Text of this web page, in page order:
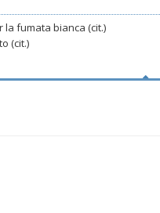
la fumata bianca (cit.)
(cit.)